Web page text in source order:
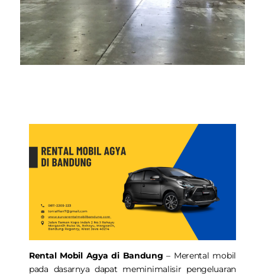
Rental Mobil Agya di Bandung– Merental mobil
pada dasarnya dapat meminimalisir pengeluaran